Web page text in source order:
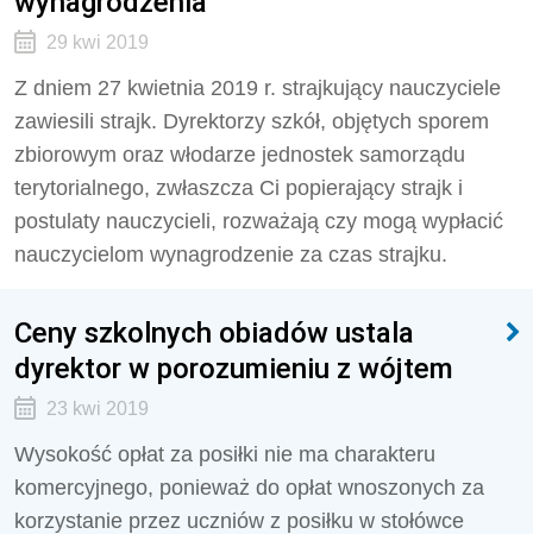
29 kwi 2019
Z dniem 27 kwietnia 2019 r. strajkujący nauczyciele
zawiesili strajk. Dyrektorzy szkół, objętych sporem
zbiorowym oraz włodarze jednostek samorządu
terytorialnego, zwłaszcza Ci popierający strajk i
postulaty nauczycieli, rozważają czy mogą wypłacić
nauczycielom wynagrodzenie za czas strajku.
Ceny szkolnych obiadów ustala
dyrektor w porozumieniu z wójtem
23 kwi 2019
Wysokość opłat za posiłki nie ma charakteru
komercyjnego, ponieważ do opłat wnoszonych za
korzystanie przez uczniów z posiłku w stołówce